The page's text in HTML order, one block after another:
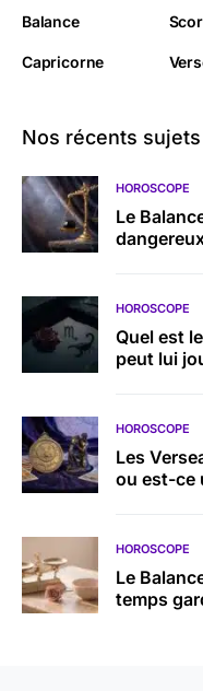
Balance
Capricorne
Nos récents sujets
HOROSCOPE
Le
HOROSCOPE
Quel est
peut lui
HOROSCOPE
Les
ou est-ce
HOROSCOPE
Le
temps